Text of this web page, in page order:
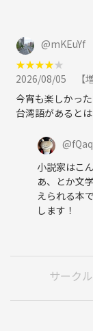
@mKEuYf
★★★★★
2026/08/05
【増
今宵も楽しかっ
台湾語があると
@
小説家はこ
あ、とか文
えられる本
します！
サーク